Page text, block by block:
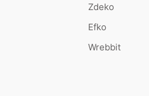
Zdeko
Efko
Wrebbit